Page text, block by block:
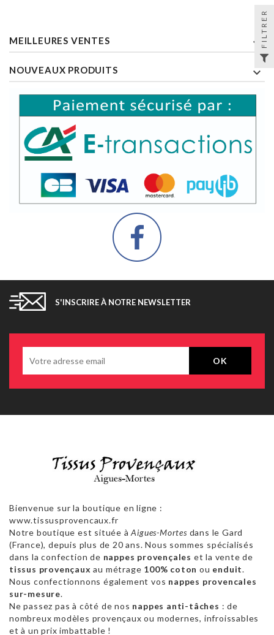
MEILLEURES VENTES 
NOUVEAUX PRODUITS 
S'INSCRIRE À NOTRE NEWSLETTER
Bienvenue sur la boutique en ligne :
www.tissusprovencaux.fr
Notre boutique est située àAigues-Mortes dans le Gard
(France), depuis plus de 20 ans. Nous sommes spécialisés
dans la confection de nappes provençales et la vente de
tissus provençaux au métrage 100% coton ou enduit.
Nous confectionnons également vos nappes provencales
sur-mesure.
Ne passez pas à côté de nos nappes anti-tâches : de
nombreux modèles provençaux ou modernes, infroissables
et à un prix imbattable !
FILTRER